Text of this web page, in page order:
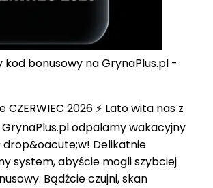
kod bonusowy na GrynaPlus.pl -
CZERWIEC 2026 ⚡ Lato wita nas z
odpalamy wakacyjny
drop&oacute;w! Delikatnie
system, abyście mogli szybciej
Bądźcie czujni, skan